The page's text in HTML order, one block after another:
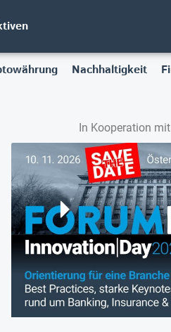
Nachhaltigkeit
In Kooperation mit